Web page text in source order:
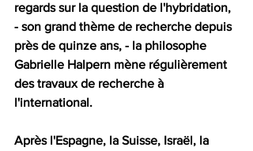
regards sur la question de l'hybridation,
- son grand thème de recherche depuis
près de quinze ans, - la philosophe
Gabrielle Halpern mène régulièrement
des travaux de recherche à
l'international.
Après l'Espagne, la Suisse, Israël, la